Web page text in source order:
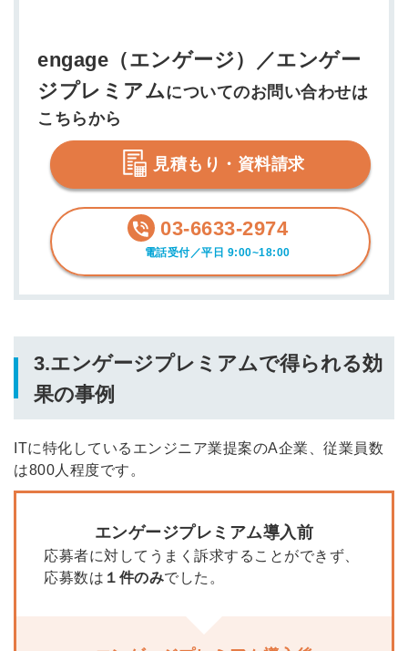
engage（エンゲージ）／エンゲー
ジプレミアムについてのお問い合わせは
こちらから
見積もり・資料請求
03-6633-2974
電話受付／平日 9:00~18:00
3.エンゲージプレミアムで得られる効
果の事例
ITに特化しているエンジニア業提案のA企業、従業員数
は800人程度です。
エンゲージプレミアム導入前
応募者に対してうまく訴求することができず、
応募数は １件のみでした。